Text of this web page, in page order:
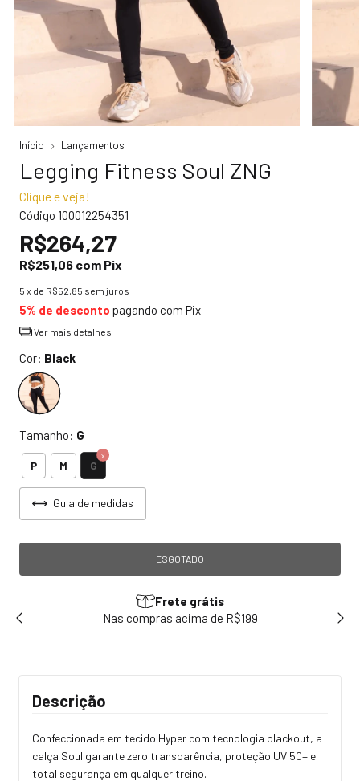
Início Lançamentos
Legging Fitness Soul ZNG
Clique e veja!
Código 100012254351
R$264,27
R$251,06 com Pix
5 x de R$52,85 sem juros
5% de desconto pagando com Pix
Ver mais detalhes
Cor: Black
Tamanho: G
P M G
Guia de medidas
Frete grátis
Nas compras acima de R$199
Descrição
Confeccionada em tecido Hyper com tecnologia blackout, a
calça Soul garante zero transparência, proteção UV 50+ e
total segurança em qualquer treino.